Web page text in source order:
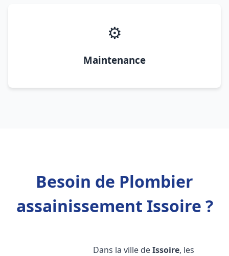
⚙️
Maintenance
Besoin de Plombier
assainissement Issoire ?
Dans la ville deIssoire, les